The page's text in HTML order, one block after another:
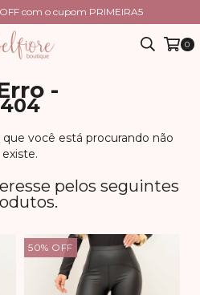
com o cupom PRIMEIRA5
0
-
404
você está procurando não
existe.
pelos seguintes
50% OFF